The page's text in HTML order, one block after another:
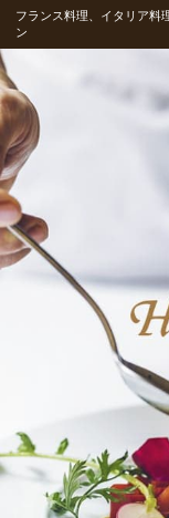
フランス料理、イタリア料
ン